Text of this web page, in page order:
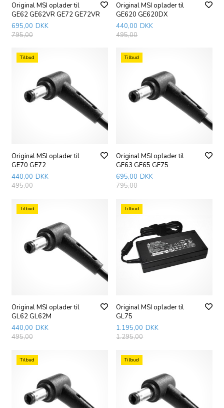
Original MSI oplader til
GE62 GE62VR GE72 GE72VR
695,00 DKK
795,00
Original MSI oplader til
GE620 GE620DX
440,00 DKK
495,00
Tilbud
Original MSI oplader til
GE70 GE72
440,00 DKK
495,00
Tilbud
Original MSI oplader til
GF63 GF65 GF75
695,00 DKK
795,00
Tilbud
Original MSI oplader til
GL62 GL62M
440,00 DKK
495,00
Tilbud
Original MSI oplader til
GL75
1.195,00 DKK
1.295,00
Tilbud Tilbud